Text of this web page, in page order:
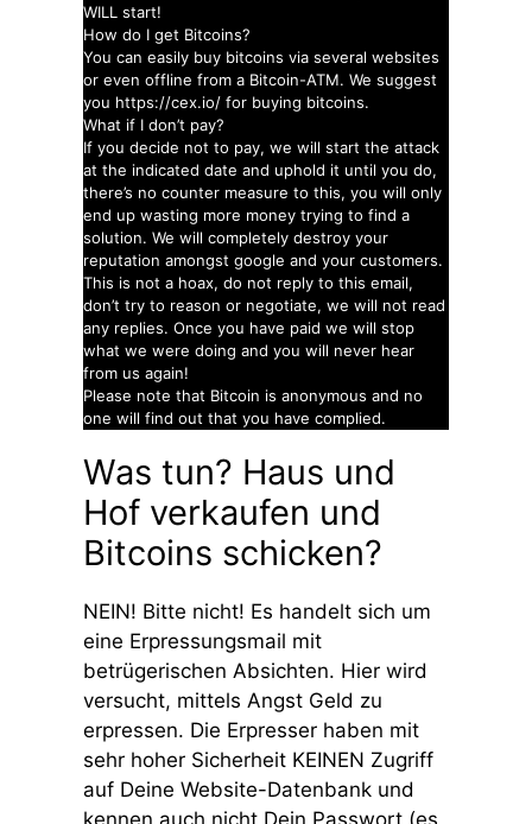
WILL start!
How do I get Bitcoins?
You can easily buy bitcoins via several websites
or even offline from a Bitcoin-ATM. We suggest
you https://cex.io/ for buying bitcoins.
What if I don’t pay?
If you decide not to pay, we will start the attack
at the indicated date and uphold it until you do,
there’s no counter measure to this, you will only
end up wasting more money trying to find a
solution. We will completely destroy your
reputation amongst google and your customers.
This is not a hoax, do not reply to this email,
don’t try to reason or negotiate, we will not read
any replies. Once you have paid we will stop
what we were doing and you will never hear
from us again!
Please note that Bitcoin is anonymous and no
one will find out that you have complied.
Was tun? Haus und
Hof verkaufen und
Bitcoins schicken?
NEIN! Bitte nicht! Es handelt sich um
eine Erpressungsmail mit
betrügerischen Absichten. Hier wird
versucht, mittels Angst Geld zu
erpressen. Die Erpresser haben mit
sehr hoher Sicherheit KEINEN Zugriff
auf Deine Website-Datenbank und
kennen auch nicht Dein Passwort (es